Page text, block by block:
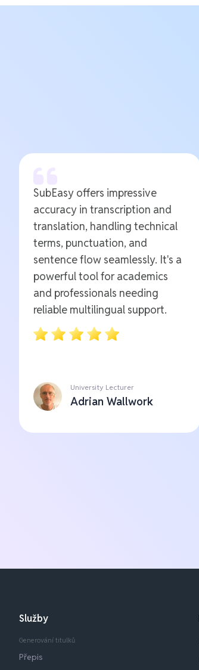
SubEasy offers impressive
accuracy in transcription and
translation, handling technical
terms, punctuation, and
sentence flow seamlessly. It's a
powerful tool for academics
and professionals needing
reliable multilingual support.
University Lecturer
Adrian Wallwork
Služby
Generování titulků
Přepis